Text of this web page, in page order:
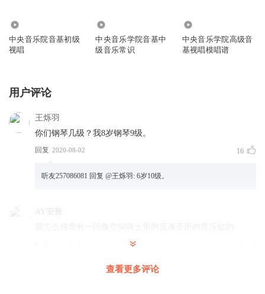
中央音乐院音基初级
视唱
中央音乐学院音基中
级音乐常识
中央音乐学院高级音
基视唱模唱谱
用户评论
王烁羽
你们钢琴几级？我8岁钢琴9级。
回复 2020-08-02 16
听友257086081 回复 @王烁羽: 6岁10级。
AY安雅
回复 @AY安雅: 是吗
查看更多评论